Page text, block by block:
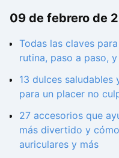
09 de febrero de
Todas las claves
rutina, paso a paso,
13 dulces
para un placer no
27 accesorios que
más divertido y
auriculares y más